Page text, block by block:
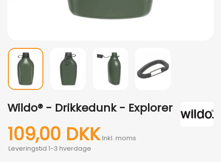
Wildo® - Drikkedunk - Explorer
109,00 DKK Inkl. moms
Leveringstid 1-3 hverdage